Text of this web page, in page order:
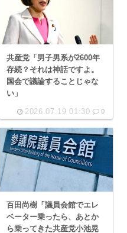
共産党「男子男系が2600年
存続？それは神話ですよ。
国会で議論することじゃな
い」
2026.07.19 01:30 0
百田尚樹「議員会館でエレ
ベーター乗ったら、あとか
ら乗ってきた共産党小池晃